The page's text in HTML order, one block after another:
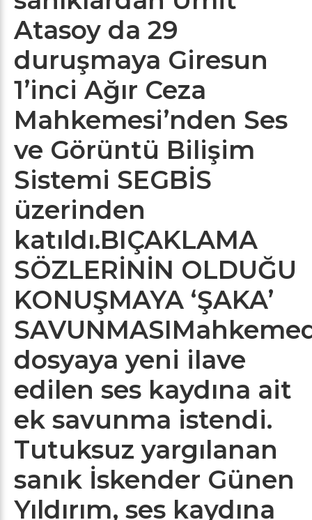
Atasoy da 29
duruşmaya Giresun
1’inci Ağır Ceza
Mahkemesi’nden Ses
ve Görüntü Bilişim
Sistemi SEGBİS
üzerinden
katıldı.BIÇAKLAMA
SÖZLERİNİN OLDUĞU
KONUŞMAYA ‘ŞAKA’
SAVUNMASI
dosyaya yeni ilave
edilen ses kaydına ait
ek savunma istendi.
Tutuksuz yargılanan
sanık İskender Günen
Yıldırım, ses kaydına